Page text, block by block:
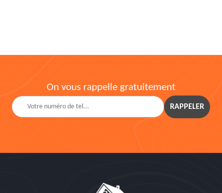
On vous rappelle gratuitement